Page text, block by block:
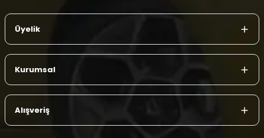
Üyelik
Kurumsal
Alışveriş